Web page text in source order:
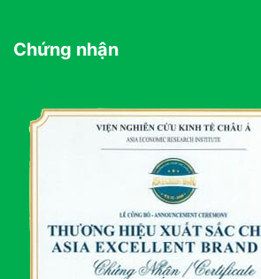
Chứng nhận